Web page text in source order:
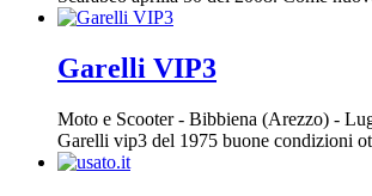
Garelli VIP3
Moto e Scooter- Bibbiena (Arezzo) -
Garelli vip3 del 1975 buone condizioni